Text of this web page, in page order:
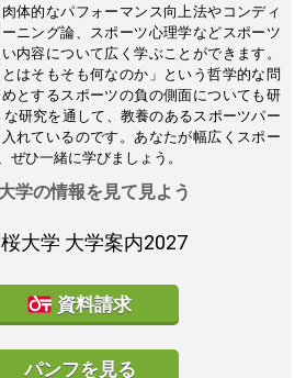
体的なパフォーマンス向上法やコンディ
ニング論、スポーツ心理学などスポーツ
内容について広く学ぶことができます。
はそもそも何なのか」という哲学的な問
とするスポーツの負の側面についても研
研究を通して、教養のあるスポーツパー
れているのです。あなたが幅広くスポー
ぜひ一緒に学びましょう。
学の情報を見て見よう
大学 大学案内2027
資料請求
パンフを見る